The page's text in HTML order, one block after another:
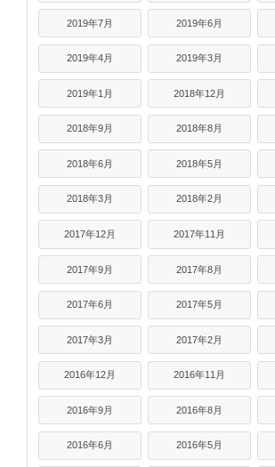
2019年7月 2019年6月
2019年4月 2019年3月
2019年1月 2018年12月
2018年9月 2018年8月
2018年6月 2018年5月
2018年3月 2018年2月
2017年12月 2017年11月
2017年9月 2017年8月
2017年6月 2017年5月
2017年3月 2017年2月
2016年12月 2016年11月
2016年9月 2016年8月
2016年6月 2016年5月